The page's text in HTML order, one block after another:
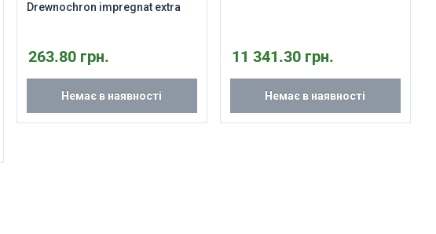
Drewnochron impregnat extra
263.80 грн.
Немає в наявності
11 341.30 грн.
Немає в наявності